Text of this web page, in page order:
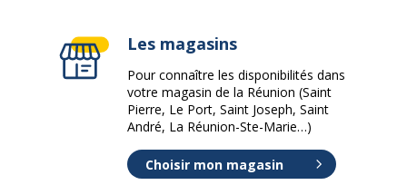
Les magasins
Pour connaître les disponibilités dans
votre magasin de la Réunion (Saint
Pierre, Le Port, Saint Joseph, Saint
André, La Réunion-Ste-Marie…)
Choisir mon magasin